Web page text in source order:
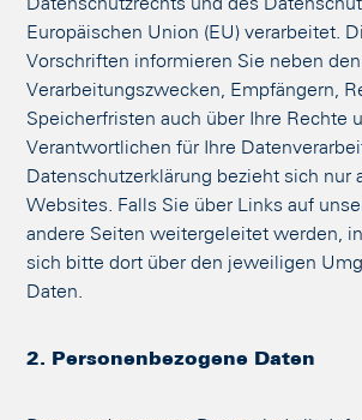
Datenschutzrechts und des
Europäischen Union (EU) verarbeitet.
Vorschriften informieren Sie neben den
Verarbeitungszwecken, Empfängern,
Speicherfristen auch über Ihre Rechte
Verantwortlichen für Ihre
Datenschutzerklärung bezieht sich nur
Websites. Falls Sie über Links auf
andere Seiten weitergeleitet werden,
sich bitte dort über den jeweiligen
Daten.
2. Personenbezogene Daten